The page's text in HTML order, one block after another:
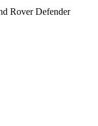
Rover Defender